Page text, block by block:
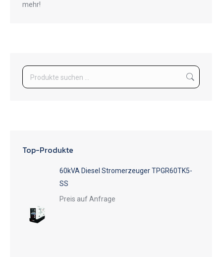
mehr!
Top-Produkte
60kVA Diesel Stromerzeuger TPGR60TK5-
SS
Preis auf Anfrage